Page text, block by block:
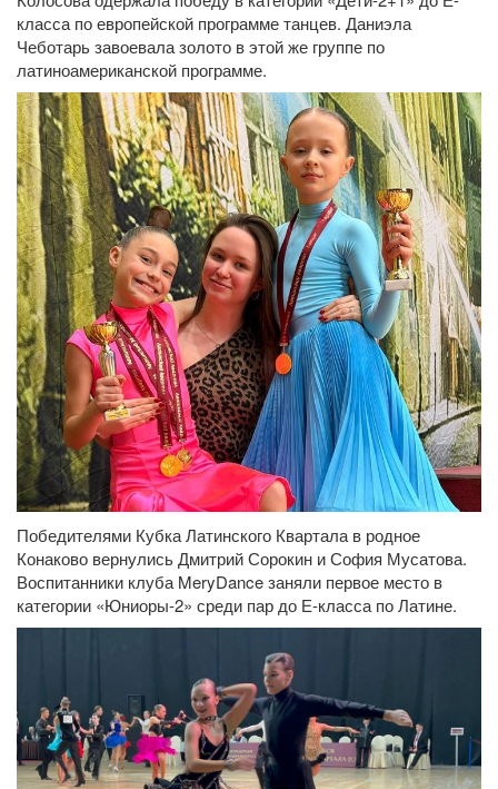
класса по европейской программе танцев. Даниэла
Чеботарь завоевала золото в этой же группе по
латиноамериканской программе.
Победителями Кубка Латинского Квартала в родное
Конаково вернулись Дмитрий Сорокин и София Мусатова.
Воспитанники клуба MeryDance заняли первое место в
категории «Юниоры-2» среди пар до Е-класса по Латине.